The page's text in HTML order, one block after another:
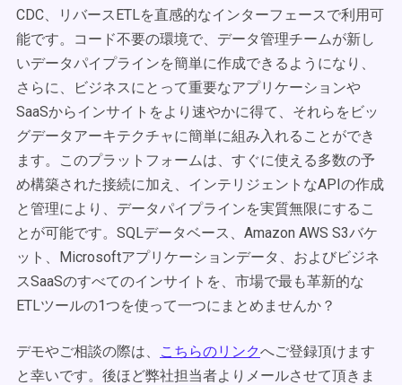
CDC、リバースETLを直感的なインターフェースで利用可
能です。コード不要の環境で、データ管理チームが新し
いデータパイプラインを簡単に作成できるようになり、
さらに、ビジネスにとって重要なアプリケーションや
SaaSからインサイトをより速やかに得て、それらをビッ
グデータアーキテクチャに簡単に組み入れることができ
ます。このプラットフォームは、すぐに使える多数の予
め構築された接続に加え、インテリジェントなAPIの作成
と管理により、データパイプラインを実質無限にするこ
とが可能です。SQLデータベース、Amazon AWS S3バケ
ット、Microsoftアプリケーションデータ、およびビジネ
スSaaSのすべてのインサイトを、市場で最も革新的な
ETLツールの1つを使って一つにまとめませんか？
デモやご相談の際は、 こちらのリンクへご登録頂けます
と幸いです。後ほど弊社担当者よりメールさせて頂きま